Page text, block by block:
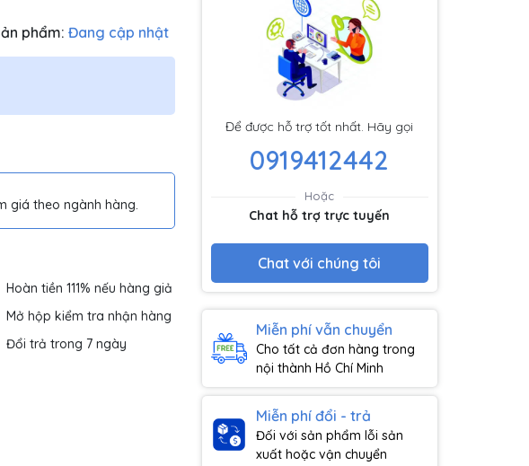
phẩm: Đang cập nhật
giá theo ngành hàng.
Hoàn tiền 111% nếu hàng giả
Mở hộp kiểm tra nhận hàng
Đổi trả trong 7 ngày
Để được hỗ trợ tốt nhất. Hãy gọi
0919412442
Hoặc
Chat hỗ trợ trực tuyến
Chat với chúng tôi
Miễn phí vẫn chuyển
Cho tất cả đơn hàng trong
nội thành Hồ Chí Minh
Miễn phí đổi - trả
Đối với sản phẩm lỗi sản
xuất hoặc vận chuyển